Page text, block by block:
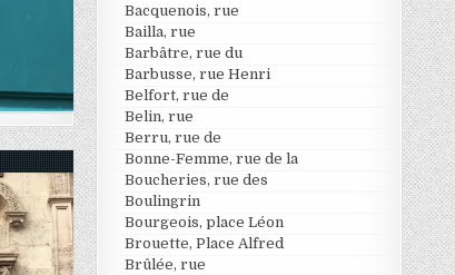
Bacquenois, rue
Bailla, rue
Barbâtre, rue du
Barbusse, rue Henri
Belfort, rue de
Belin, rue
Berru, rue de
Bonne-Femme, rue de la
Boucheries, rue des
Boulingrin
Bourgeois, place Léon
Brouette, Place Alfred
Brûlée, rue